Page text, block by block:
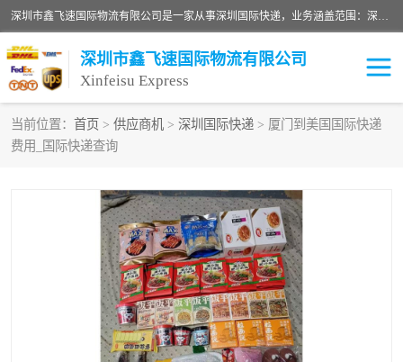
深圳市鑫飞速国际物流有限公司是一家从事深圳国际快递，业务涵盖范围：深圳DHL国际快递、深圳国际快递公司、深圳国际物流公司、深圳国际快递、深圳DHL国际快递电话可拨打全国服务热线：15019287411。欢迎各位亲来人来电到我司洽谈合作。
深圳市鑫飞速国际物流有限公司
Xinfeisu Express
当前位置： 首页 > 供应商机 > 深圳国际快递 > 厦门到美国国际快递
费用_国际快递查询
联邦快递
巴西快递
深圳DHL国际快递 伊朗快递
UPS国际快递 深圳国际快递公司
深圳国际物流公司 深圳国际快递电话